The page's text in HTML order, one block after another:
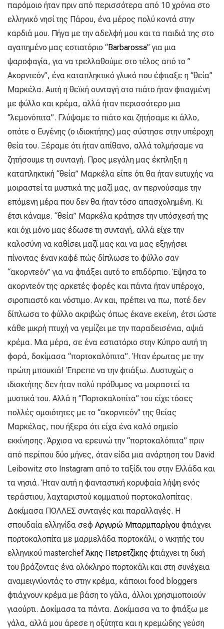
παρόμοιο ήταν πριν από περισσότερα από 10 χρόνια στο
ελληνικό νησί της Πάρου, ένα μέρος πολύ κοντά στην
καρδιά μου. Πήγα με την αδελφή μου και τα παιδιά της στο
αγαπημένο μας εστιατόριο “Barbarossa” για μια
ψαροφαγία, για να τρελλαθούμε στο τέλος από το ”
Ακορντεόν”, ένα καταπληκτικό γλυκό που έφτιαξε η “θεία”
Μαρκέλα. Αυτή η θεϊκή συνταγή στο πιάτο ήταν φτιαγμένη
με φύλλο και κρέμα, αλλά ήταν περισσότερο μια
“λεμονόπιτα”. Γλύψαμε το πιάτο και ζητήσαμε κι άλλο,
οπότε ο Ευγένης (ο ιδιοκτήτης) μας σύστησε στην υπέροχη
θεία του. Ξέραμε ότι ήταν απίθανο, αλλά τολμήσαμε να
ζητήσουμε τη συνταγή. Προς μεγάλη μας έκπληξη η
καταπληκτική “θεία” Μαρκέλα είπε ότι θα ήταν ευτυχής να
μοιραστεί τα μυστικά της μαζί μας, αν περνούσαμε την
επόμενη μέρα που δεν θα ήταν τόσο απασχολημένη. Κι
έτσι κάναμε. “θεία” Μαρκέλα κράτησε την υπόσχεσή της
και όχι μόνο μας έδωσε τη συνταγή, αλλά είχε την
καλοσύνη να καθίσει μαζί μας και να μας εξηγήσει
πίνοντας έναν καφέ πώς δίπλωσε το φύλλο σαν
“ακορντεόν” για να φτιάξει αυτό το επιδόρπιο. Έψησα το
ακορντεόν της αρκετές φορές και πάντα ήταν υπέροχο,
σιροπιαστό και νόστιμο. Αν και, πρέπει να πω, ποτέ δεν
δίπλωσα το φύλλο ακριβώς όπως έκανε εκείνη, έτσι ώστε
κάθε μικρή πτυχή να γεμίζει με την παραδεισένια, αψιά
κρέμα. Μια μέρα, σε ένα εστιατόριο στην Κύπρο αυτή τη
φορά, δοκίμασα “πορτοκαλόπιτα”. Ήταν έρωτας με την
πρώτη μπουκιά! Έπρεπε να την φτιάξω. Δυστυχώς ο
ιδιοκτήτης δεν ήταν πολύ πρόθυμος να μοιραστεί τα
μυστικά του. Αλλά η “Πορτοκαλοπίτα” του είχε τόσες
πολλές ομοιότητες με το “ακορντεόν” της θείας
Μαρκέλας, που ήξερα ότι είχα ένα καλό σημείο
εκκίνησης. Άρχισα να ερευνώ την “πορτοκαλόπιτα” πριν
από περίπου δύο μήνες, όταν είδα μια ανάρτηση του David
Leibowitz στο Instagram από το ταξίδι του στην Ελλάδα και
τα νησιά. Ήταν αυτή η φανταστική κορυφαία λήψη ενός
τεράστιου, λαχταριστού κομματιού πορτοκαλοπίτας.
Δοκίμασα ΠΟΛΛΕΣ συνταγές και παραλλαγές. Η
σπουδαία ελληνίδα σεφ Αργυρώ Μπαρμπαρίγου φτιάχνει
πορτοκαλοπίτα με μαρμελάδα πορτοκάλι, ο νικητής του
ελληνικού masterchefΆκης Πετρετζίκης φτιάχνει τη δική
του βράζοντας ένα ολόκληρο πορτοκάλι και στη συνέχεια
αναμειγνύοντάς το στην κρέμα, κάποιοι food bloggers
φτιάχνουν κρέμα με βάση το γάλα, άλλοι χρησιμοποιούν
γιαούρτι. Δοκίμασα τα πάντα. Δοκίμασα να το φτιάξω με
γάλα, αλλά μου άρεσε η οξύτητα και η κρεμώδης γεύση